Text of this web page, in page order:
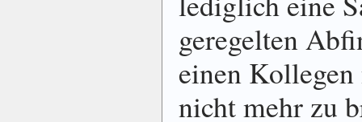
geregelten
einen Kollegen
nicht mehr zu